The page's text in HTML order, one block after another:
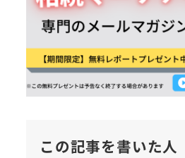
この記事を書いた人